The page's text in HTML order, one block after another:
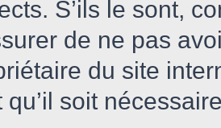
S’ils le sont,
de ne pas
du site
qu’il soit